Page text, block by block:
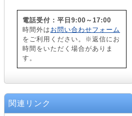
電話受付：平日9:00～17:00
時間外は お問い合わせフォーム
をご利用ください。※返信にお
時間をいただく場合がありま
す。
関連リンク